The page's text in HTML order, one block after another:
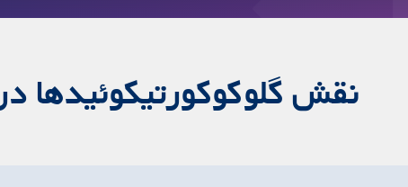
نقش گلوکوکورتیکوئیدها